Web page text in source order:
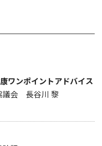
ワンポイントアドバイス
議会 長谷川 黎